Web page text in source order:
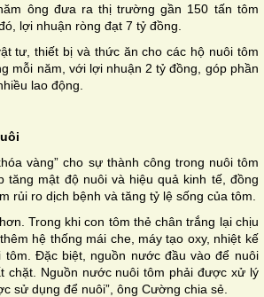
ông đưa ra thị trường gần 150 tấn tôm
lợi nhuận ròng đạt 7 tỷ đồng.
tư, thiết bị và thức ăn cho các hộ nuôi tôm
mỗi năm, với lợi nhuận 2 tỷ đồng, góp phần
lao động.
vàng” cho sự thành công trong nuôi tôm
tăng mật độ nuôi và hiệu quả kinh tế, đồng
rủi ro dịch bệnh và tăng tỷ lệ sống của tôm.
Trong khi con tôm thẻ chân trắng lại chịu
hệ thống mái che, máy tạo oxy, nhiệt kế
Đặc biệt, nguồn nước đầu vào để nuôi
chặt. Nguồn nước nuôi tôm phải được xử lý
sử dụng để nuôi”, ông Cường chia sẻ.